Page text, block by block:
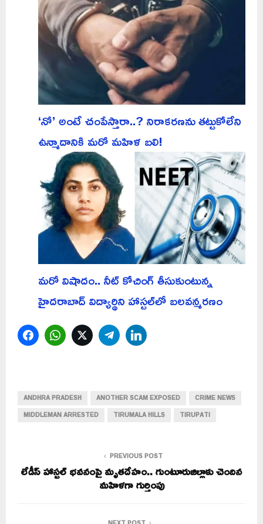
‘నో’ అంటే చంపేస్తారా..? నిరాకరణను తట్టుకోలేని
ఉన్మాదానికి మరో మహిళ బలి!
మరో విషాదం.. నీట్ కోచింగ్ తీసుకుంటున్న
హైదరాబాద్ విద్యార్థిని హాస్టల్‌లో బలవన్మరణం
FacebookWhatsAppTwitterTelegram
ANDHRA PRADESH ANOTHER SCAM EXPOSED
CRIME NEWS
MIDDLEMAN ARRESTED
TIRUMALA HILLS TIRUPATI
PREVIOUS POST
లేడీస్ హాస్టల్ భవనంపై మృతదేహం.. గుంటూరుజిల్లాకు చెందిన
మహిళగా గుర్తింపు